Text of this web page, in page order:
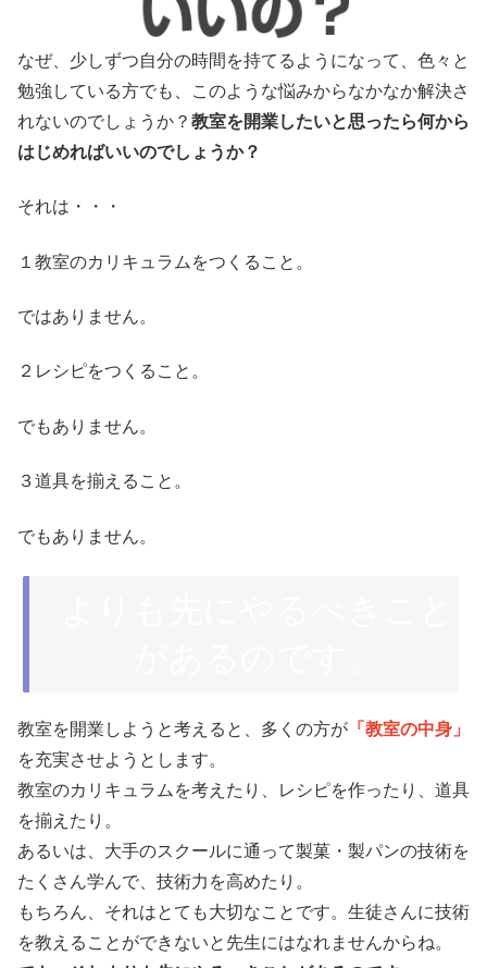
なぜ、少しずつ自分の時間を持てるようになって、色々と
勉強している方でも、このような悩みからなかなか解決さ
れないのでしょうか？ 教室を開業したいと思ったら何から
はじめればいいのでしょうか？
それは・・・
１ 教室のカリキュラムをつくること。
ではありません。
２ レシピをつくること。
でもありません。
３道具を揃えること。
でもありません。
教室を開業しようと考えると、多くの方が 「教室の中身」
を充実させようとします。
教室のカリキュラムを考えたり、レシピを作ったり、道具
を揃えたり。
あるいは、大手のスクールに通って製菓・製パンの技術を
たくさん学んで、技術力を高めたり。
もちろん、それはとても大切なことです。生徒さんに技術
を教えることができないと先生にはなれませんからね。